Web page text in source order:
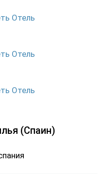
Отель
Отель
Отель
(Спаин)